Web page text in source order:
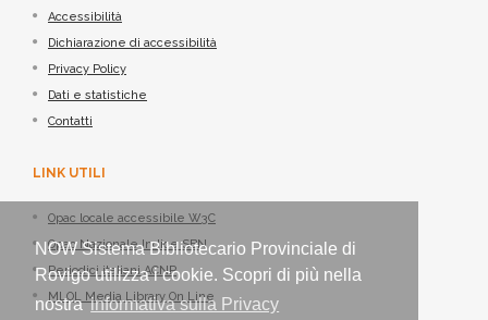
NOW Sistema Bibliotecario Provinciale di
Rovigo utilizza i cookie. Scopri di più nella
nostrainformativa sulla Privacy
Accessibilità
Dichiarazione di accessibilità
Privacy Policy
Dati e statistiche
Contatti
LINK UTILI
Opac locale accessibile W3C
Opac Nazionale Indice SBN
Periodici italiani ACNP
MLOL Media Library On Line